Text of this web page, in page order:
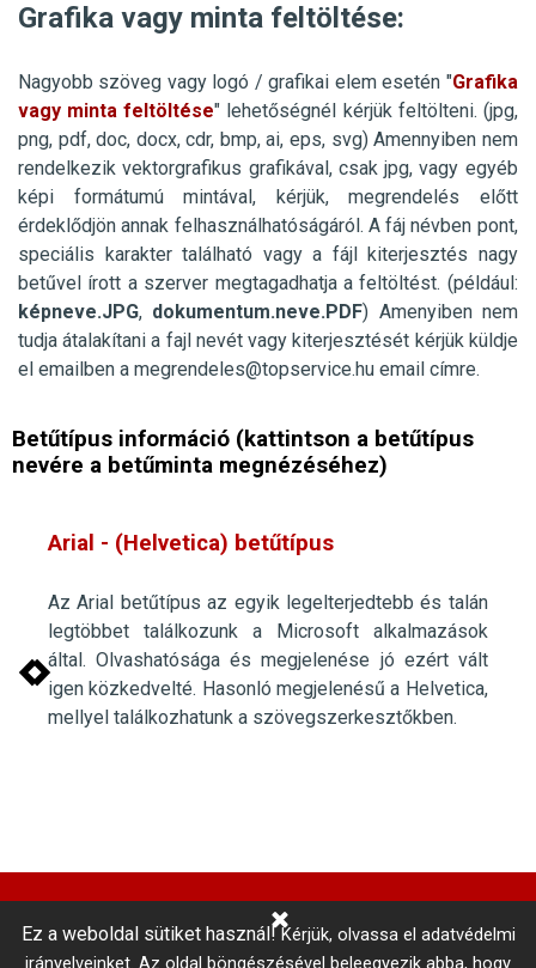
Grafika vagy minta feltöltése:
Nagyobb szöveg vagy logó / grafikai elem esetén "Grafika
vagy minta feltöltése" lehetőségnél kérjük feltölteni. (jpg,
png, pdf, doc, docx, cdr, bmp, ai, eps, svg) Amennyiben nem
rendelkezik vektorgrafikus grafikával, csak jpg, vagy egyéb
képi formátumú mintával, kérjük, megrendelés előtt
érdeklődjön annak felhasználhatóságáról. A fáj névben pont,
speciális karakter található vagy a fájl kiterjesztés nagy
betűvel írott a szerver megtagadhatja a feltöltést. (például:
képneve.JPG, dokumentum.neve.PDF) Amenyiben nem
tudja átalakítani a fajl nevét vagy kiterjesztését kérjük küldje
el emailben a megrendeles@topservice.hu email címre.
Betűtípus információ (kattintson a betűtípus
nevére a betűminta megnézéséhez)
Arial - (Helvetica) betűtípus
Az Arial betűtípus az egyik legelterjedtebb és talán
legtöbbet találkozunk a Microsoft alkalmazások
által. Olvashatósága és megjelenése jó ezért vált
igen közkedvelté. Hasonló megjelenésű a Helvetica,
mellyel találkozhatunk a szövegszerkesztőkben.
Központi Autókulcsmásolás
Ez a weboldal sütiket használ!Kérjük, olvassa el adatvédelmi
irányelveinket. Az oldal böngészésével beleegyezik abba, hogy